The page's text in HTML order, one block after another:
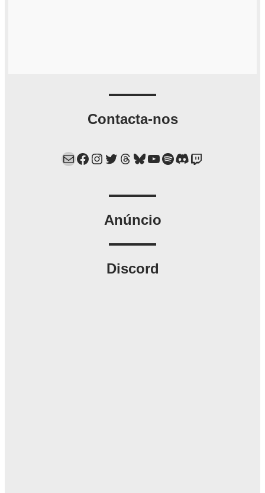
Contacta-nos
Mail Facebook Instagram Twitter Threads Bluesky YouTube Spotify Discord Twitch
Anúncio
Discord